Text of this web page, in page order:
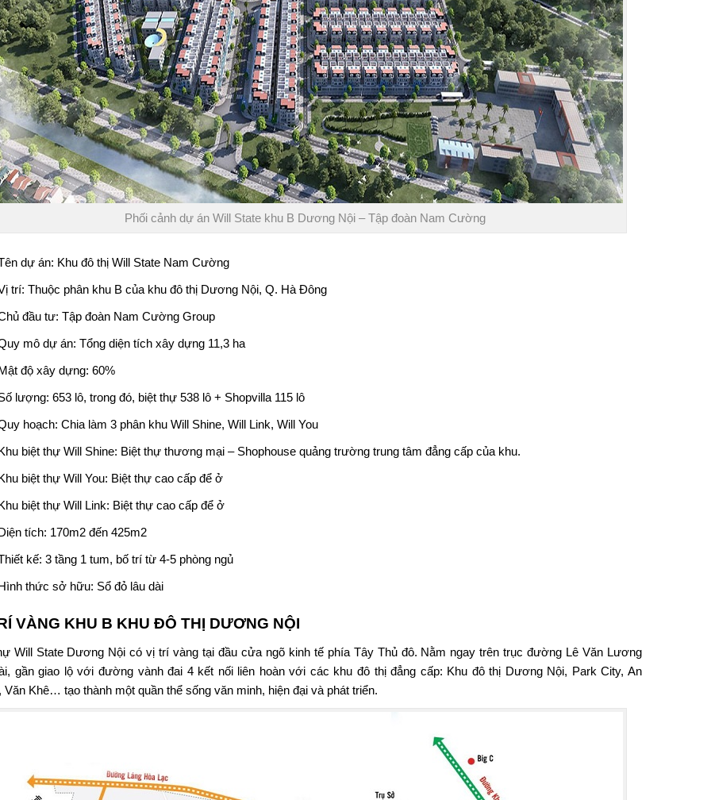
Phối cảnh dự án Will State khu B Dương Nội – Tập đoàn Nam Cường
dự án: Khu đô thị Will State Nam Cường
trí: Thuộc phân khu B của khu đô thị Dương Nội, Q. Hà Đông
đầu tư: Tập đoàn Nam Cường Group
mô dự án: Tổng diện tích xây dựng 11,3 ha
độ xây dựng: 60%
lượng: 653 lô, trong đó, biệt thự 538 lô + Shopvilla 115 lô
hoạch: Chia làm 3 phân khu Will Shine, Will Link, Will You
biệt thự Will Shine: Biệt thự thương mại – Shophouse quảng trường trung tâm đẳng cấp của khu.
biệt thự Will You: Biệt thự cao cấp để ở
biệt thự Will Link: Biệt thự cao cấp để ở
tích: 170m2 đến 425m2
kế: 3 tầng 1 tum, bố trí từ 4-5 phòng ngủ
thức sở hữu: Sổ đỏ lâu dài
VÀNG KHU B KHU ĐÔ THỊ DƯƠNG NỘI
Will State Dương Nội có vị trí vàng tại đầu cửa ngõ kinh tế phía Tây Thủ đô. Nằm ngay trên trục đường Lê Văn Lương
gần giao lộ với đường vành đai 4 kết nối liên hoàn với các khu đô thị đẳng cấp: Khu đô thị Dương Nội, Park City, An
Văn Khê… tạo thành một quần thể sống văn minh, hiện đại và phát triển.